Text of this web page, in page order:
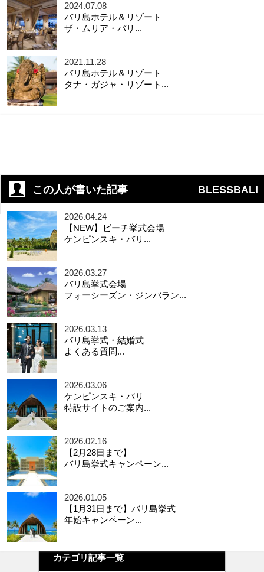
2024.07.08
バリ島ホテル＆リゾート
ザ・ムリア・バリ...
2021.11.28
バリ島ホテル＆リゾート
タナ・ガジャ・リゾート...
この人が書いた記事 BLESSBALI
2026.04.24
【NEW】ビーチ挙式会場
ケンピンスキ・バリ...
2026.03.27
バリ島挙式会場
フォーシーズン・ジンバラン...
2026.03.13
バリ島挙式・結婚式
よくある質問...
2026.03.06
ケンピンスキ・バリ
特設サイトのご案内...
2026.02.16
【2月28日まで】
バリ島挙式キャンペーン...
2026.01.05
【1月31日まで】バリ島挙式
年始キャンペーン...
カテゴリ記事一覧